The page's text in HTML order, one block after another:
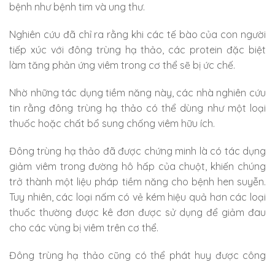
bệnh như bệnh tim và ung thư.
Nghiên cứu đã chỉ ra rằng khi các tế bào của con người
tiếp xúc với đông trùng hạ thảo, các protein đặc biệt
làm tăng phản ứng viêm trong cơ thể sẽ bị ức chế.
Nhờ những tác dụng tiềm năng này, các nhà nghiên cứu
tin rằng đông trùng hạ thảo có thể dùng như một loại
thuốc hoặc chất bổ sung chống viêm hữu ích.
Đông trùng hạ thảo đã được chứng minh là có tác dụng
giảm viêm trong đường hô hấp của chuột, khiến chúng
trở thành một liệu pháp tiềm năng cho bệnh hen suyễn.
Tuy nhiên, các loại nấm có vẻ kém hiệu quả hơn các loại
thuốc thường được kê đơn được sử dụng để giảm đau
cho các vùng bị viêm trên cơ thể.
Đông trùng hạ thảo cũng có thể phát huy được công